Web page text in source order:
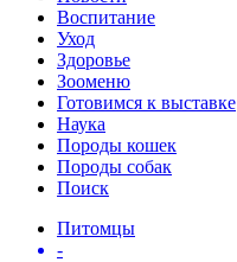
Воспитание
Уход
Здоровье
Зооменю
Готовимся к выставке
Наука
Породы кошек
Породы собак
Поиск
Питомцы
-